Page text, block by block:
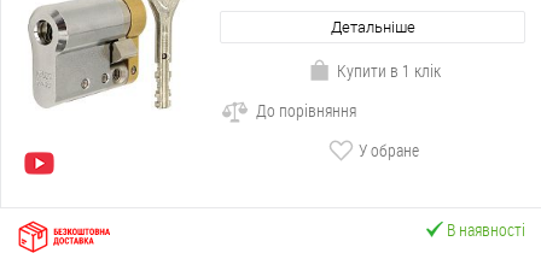
Детальніше
Купити в 1 клік
До порівняння
У обране
В наявності